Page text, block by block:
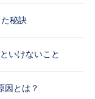
秘訣
いけないこと
因とは？